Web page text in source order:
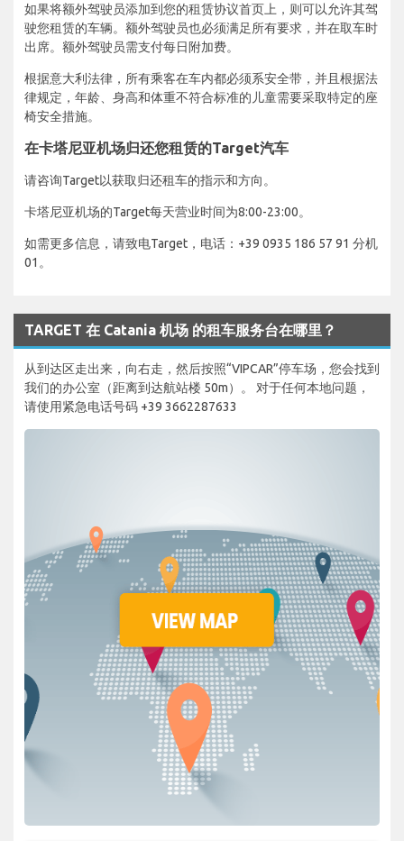
如果将额外驾驶员添加到您的租赁协议首页上，则可以允许其驾
驶您租赁的车辆。额外驾驶员也必须满足所有要求，并在取车时
出席。额外驾驶员需支付每日附加费。
根据意大利法律，所有乘客在车内都必须系安全带，并且根据法
律规定，年龄、身高和体重不符合标准的儿童需要采取特定的座
椅安全措施。
在卡塔尼亚机场归还您租赁的Target汽车
请咨询Target以获取归还租车的指示和方向。
卡塔尼亚机场的Target每天营业时间为8:00-23:00。
如需更多信息，请致电Target，电话：+39 0935 186 57 91 分机
01。
TARGET 在 Catania 机场 的租车服务台在哪里？
从到达区走出来，向右走，然后按照“VIPCAR”停车场，您会找到
我们的办公室（距离到达航站楼 50m）。 对于任何本地问题，
请使用紧急电话号码 +39 3662287633